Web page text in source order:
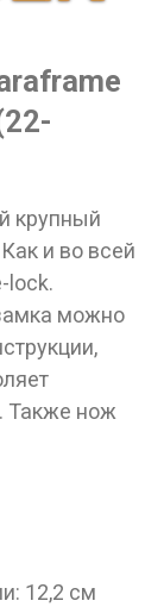
крупный
и во всей
lock.
можно
Также нож
12,2 см
лицам,